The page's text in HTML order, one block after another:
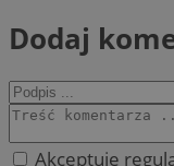
Dodaj
Akceptuję